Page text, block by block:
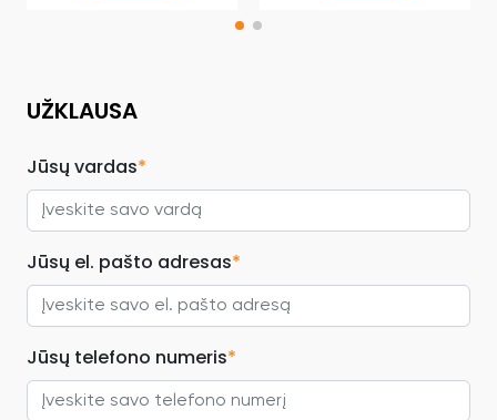
UŽKLAUSA
Jūsų vardas*
Jūsų el. pašto adresas*
Jūsų telefono numeris*